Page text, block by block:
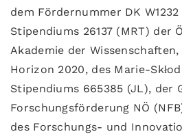
dem Fördernummer DK W1232
Stipendiums 26137 (MRT) der
Akademie der
Horizon 2020, des Marie-
Stipendiums 665385 (JL), der
Forschungsförderung NÖ
des Forschungs- und